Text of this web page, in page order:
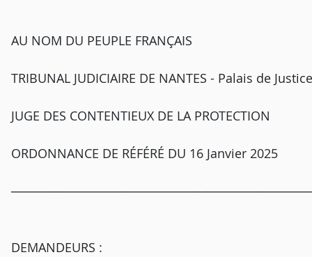
AU NOM DU PEUPLE FRANÇAIS
TRIBUNAL JUDICIAIRE DE NANTES - Palais de Justice
JUGE DES CONTENTIEUX DE LA PROTECTION
ORDONNANCE DE RÉFÉRÉ DU 16 Janvier 2025
DEMANDEURS :